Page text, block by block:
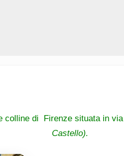
colline di Firenze situata in via
Castello).